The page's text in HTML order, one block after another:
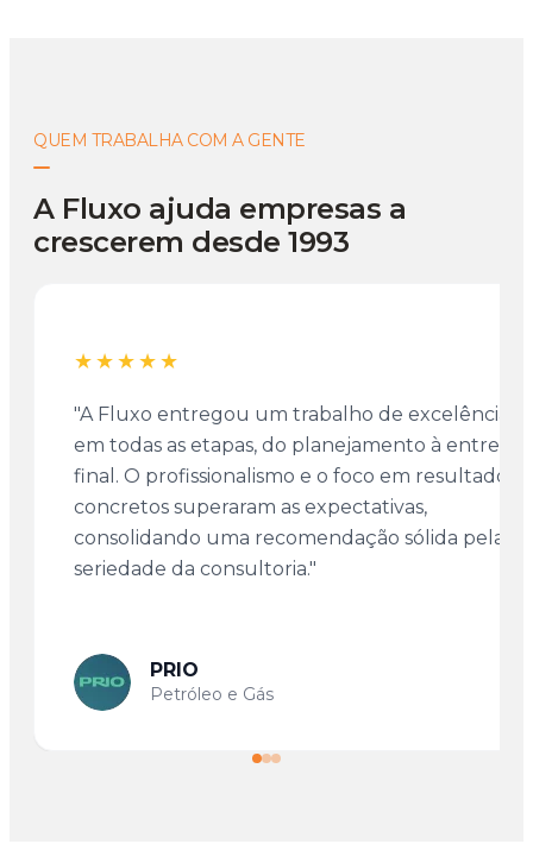
QUEM TRABALHA COM A GENTE
A Fluxo ajuda empresas a
crescerem desde 1993
★★★★★
"A Fluxo entregou um trabalho de excelência
em todas as etapas, do planejamento à entrega
final. O profissionalismo e o foco em resultados
concretos superaram as expectativas,
consolidando uma recomendação sólida pela
seriedade da consultoria."
PRIO
Petróleo e Gás